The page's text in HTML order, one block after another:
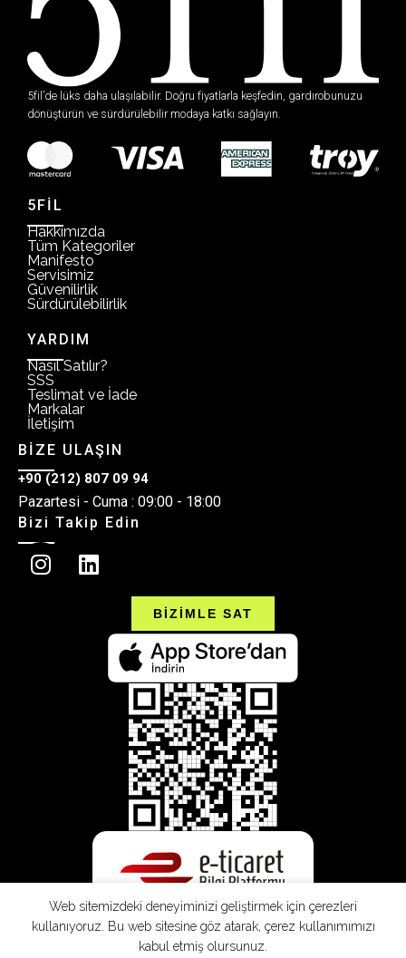
5fil’de lüks daha ulaşılabilir. Doğru fiyatlarla keşfedin, gardırobunuzu
dönüştürün ve sürdürülebilir modaya katkı sağlayın.
5FİL
Hakkımızda
Tüm Kategoriler
Manifesto
Servisimiz
Güvenilirlik
Sürdürülebilirlik
YARDIM
Nasıl Satılır?
SSS
Teslimat ve İade
Markalar
İletişim
BİZE ULAŞIN
+90 (212) 807 09 94
Pazartesi - Cuma : 09:00 - 18:00
Bizi Takip Edin
BİZİMLE SAT
Web sitemizdeki deneyiminizi geliştirmek için çerezleri
kullanıyoruz. Bu web sitesine göz atarak, çerez kullanımımızı
kabul etmiş olursunuz.